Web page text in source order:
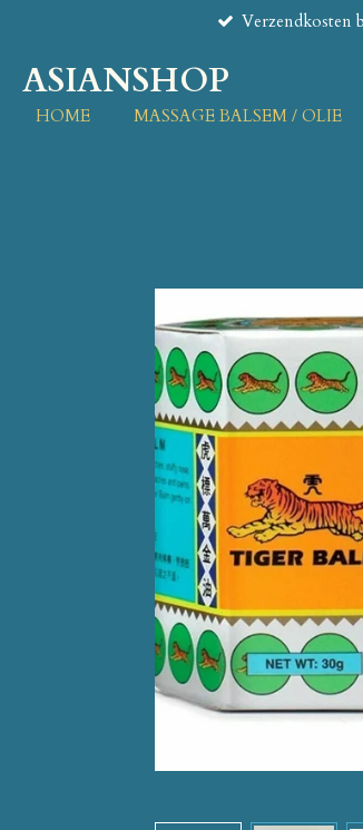
naar
de
hoofdinhoud
Verzendkosten
ASIANSHOP
HOME MASSAGE BALSEM / OLIE